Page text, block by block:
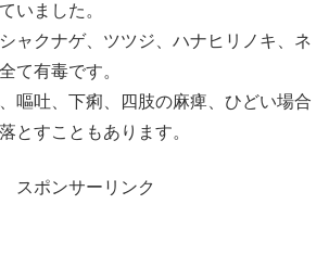
いました。
ャクナゲ、ツツジ、ハナヒリノキ、ネ
て有毒です。
嘔吐、下痢、四肢の麻痺、ひどい場合
とすこともあります。
スポンサーリンク